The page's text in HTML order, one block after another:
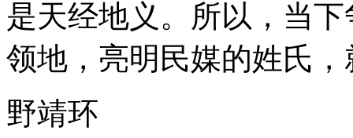
是天经地义。所以，当
领地，亮明民媒的姓氏
野靖环